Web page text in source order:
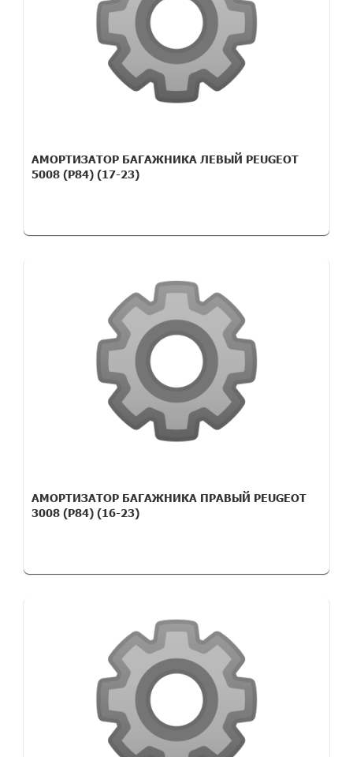
АМОРТИЗАТОР БАГАЖНИКА ЛЕВЫЙ PEUGEOT
5008 (P84) (17-23)
АМОРТИЗАТОР БАГАЖНИКА ПРАВЫЙ PEUGEOT
3008 (P84) (16-23)